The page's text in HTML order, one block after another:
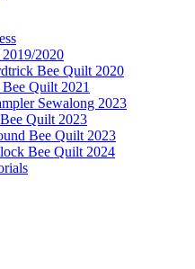
2020
Bee Quilt 2020
Quilt 2021
Sewalong 2023
Quilt 2023
Bee Quilt 2023
Bee Quilt 2024